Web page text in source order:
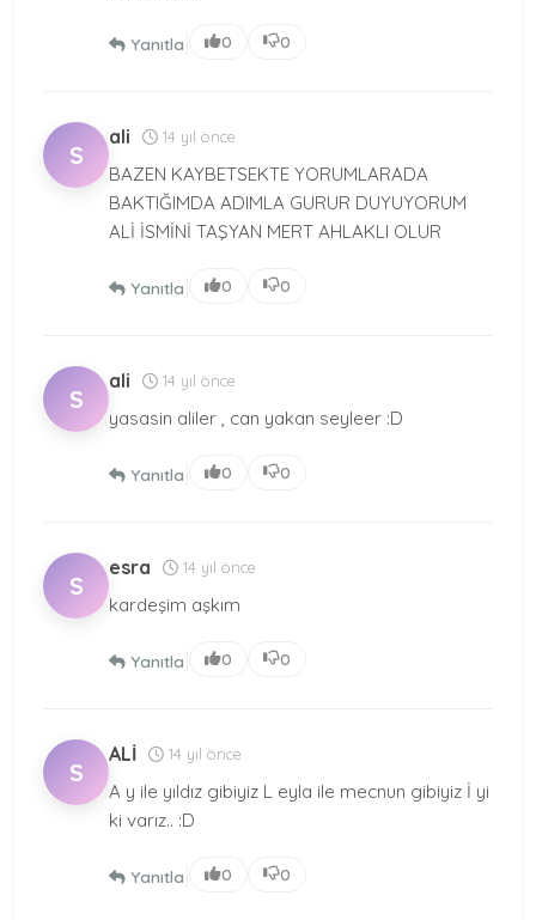
Yanıtla 0 0
S
ali 14 yıl önce
BAZEN KAYBETSEKTE YORUMLARADA
BAKTIĞIMDA ADIMLA GURUR DUYUYORUM
ALİ İSMİNİ TAŞYAN MERT AHLAKLI OLUR
Yanıtla 0 0
S
ali 14 yıl önce
yasasin aliler , can yakan seyleer :D
Yanıtla 0 0
S
esra 14 yıl önce
kardeşim aşkım
Yanıtla 0 0
S
ALİ 14 yıl önce
A y ile yıldız gibiyiz L eyla ile mecnun gibiyiz İ yi
ki varız.. :D
Yanıtla 0 0